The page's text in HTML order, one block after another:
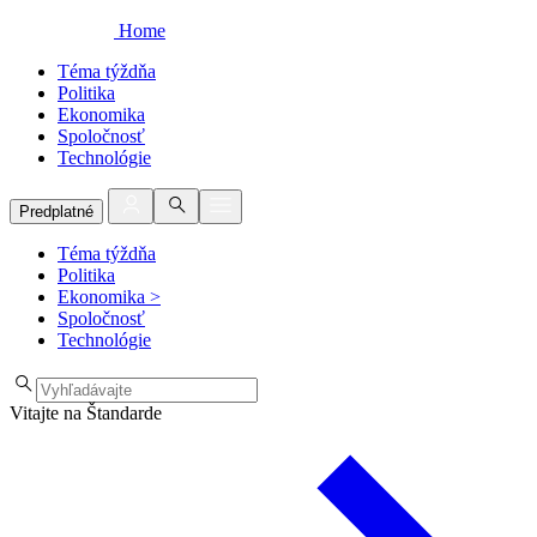
Home
Téma týždňa
Politika
Ekonomika
Spoločnosť
Technológie
Predplatné
Téma týždňa
Politika
Ekonomika >
Spoločnosť
Technológie
Vitajte na Štandarde